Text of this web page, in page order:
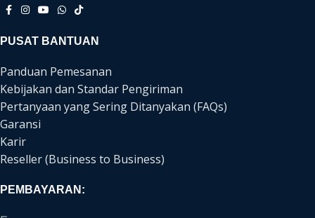
PUSAT BANTUAN
Panduan Pemesanan
Kebijakan dan Standar Pengiriman
Pertanyaan yang Sering Ditanyakan (FAQs)
Garansi
Karir
Reseller (Business to Business)
PEMBAYARAN: